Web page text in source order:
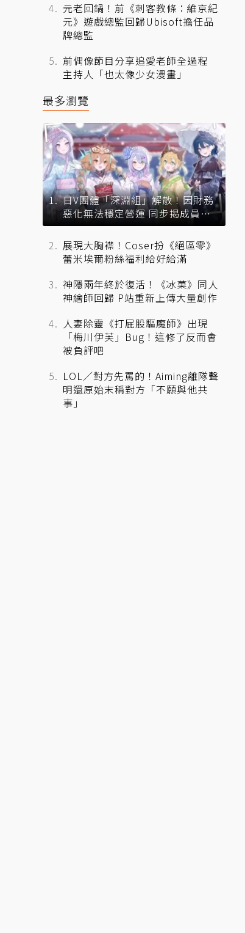
元老回鍋！前《刺客教條：維京紀
元》遊戲總監回歸Ubisoft擔任品
牌總監
前偶像節目分享追愛老師全過程
主持人「也太像少女漫畫」
最多瀏覽
日V團體「深淵組」解散！因財務
惡化無法穩定營運 同步揭成員未
來去向
展現大胸襟！Coser扮《絕區零》
蕾米埃爾粉絲福利給好給滿
神隱兩年終於復活！《冰菓》同人
神繪師回歸 P站重新上傳大量創作
人妻除靈《打屁股驅魔師》出現
「梅川伊芙」Bug！這修了反而會
被負評吧
LOL／對方先罵的！Aiming離隊聲
明還原始末稱對方「不願與他共
事」